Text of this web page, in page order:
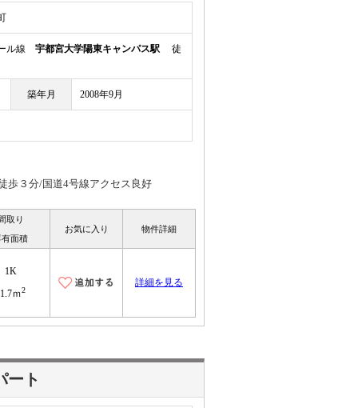
ル線 宇都宮大学陽東キャンパス駅 徒
築年月 2008年9月
歩３分/国道4号線アクセス良好
取り
有面積
お気に入り 物件詳細
1K
ｍ2
詳細を見る
ート